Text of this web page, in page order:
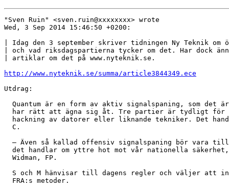
"Sven Ruin" <sven.ruin@xxxxxxxx> wrote
Wed, 3 Sep 2014 15:46:50 +0200:
| Idag den 3 september skriver tidningen Ny Teknik om
| och vad riksdagspartierna tycker om det. Har dock
| artiklar om det på www.nyteknik.se.
http://www.nyteknik.se/summa/article3844349.ece
Utdrag:
Quantum är en form av aktiv signalspaning, som det
har rätt att ägna sig åt. Tre partier är tydligt för
hackning av datorer eller liknande tekniker. Det
  C.
– Även så kallad offensiv signalspaning bör vara
det handlar om yttre hot mot vår nationella
  Widman, FP.
S och M hänvisar till dagens regler och väljer att
  FRA:s metoder.